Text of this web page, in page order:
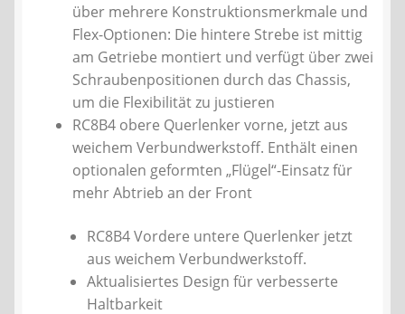
über mehrere Konstruktionsmerkmale und
Flex-Optionen: Die hintere Strebe ist mittig
am Getriebe montiert und verfügt über zwei
Schraubenpositionen durch das Chassis,
um die Flexibilität zu justieren
RC8B4 obere Querlenker vorne, jetzt aus
weichem Verbundwerkstoff. Enthält einen
optionalen geformten „Flügel“-Einsatz für
mehr Abtrieb an der Front
RC8B4 Vordere untere Querlenker jetzt
aus weichem Verbundwerkstoff.
Aktualisiertes Design für verbesserte
Haltbarkeit